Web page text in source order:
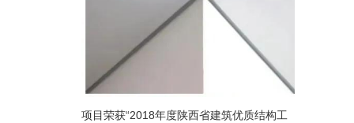
项目荣获“2018年度陕西省建筑优质结构工